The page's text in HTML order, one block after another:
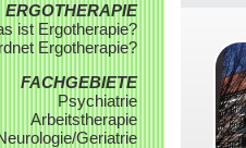
ERGOTHERAPIE
ist Ergotherapie?
Ergotherapie?
FACHGEBIETE
Psychiatrie
Arbeitstherapie
Geriatrie